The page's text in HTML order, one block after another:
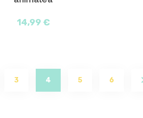
14,99 €
3 4 (current)
5 6